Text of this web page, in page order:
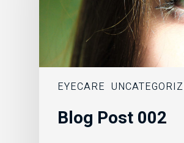
EYECARE
Blog Post 002